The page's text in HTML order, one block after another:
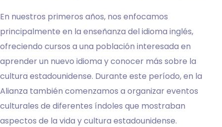
En nuestros primeros años, nos enfocamos
principalmente en la enseñanza del idioma inglés,
ofreciendo cursos a una población interesada en
aprender un nuevo idioma y conocer más sobre la
cultura estadounidense. Durante este período, en la
Alianza también comenzamos a organizar eventos
culturales de diferentes índoles que mostraban
aspectos de la vida y cultura estadounidense.